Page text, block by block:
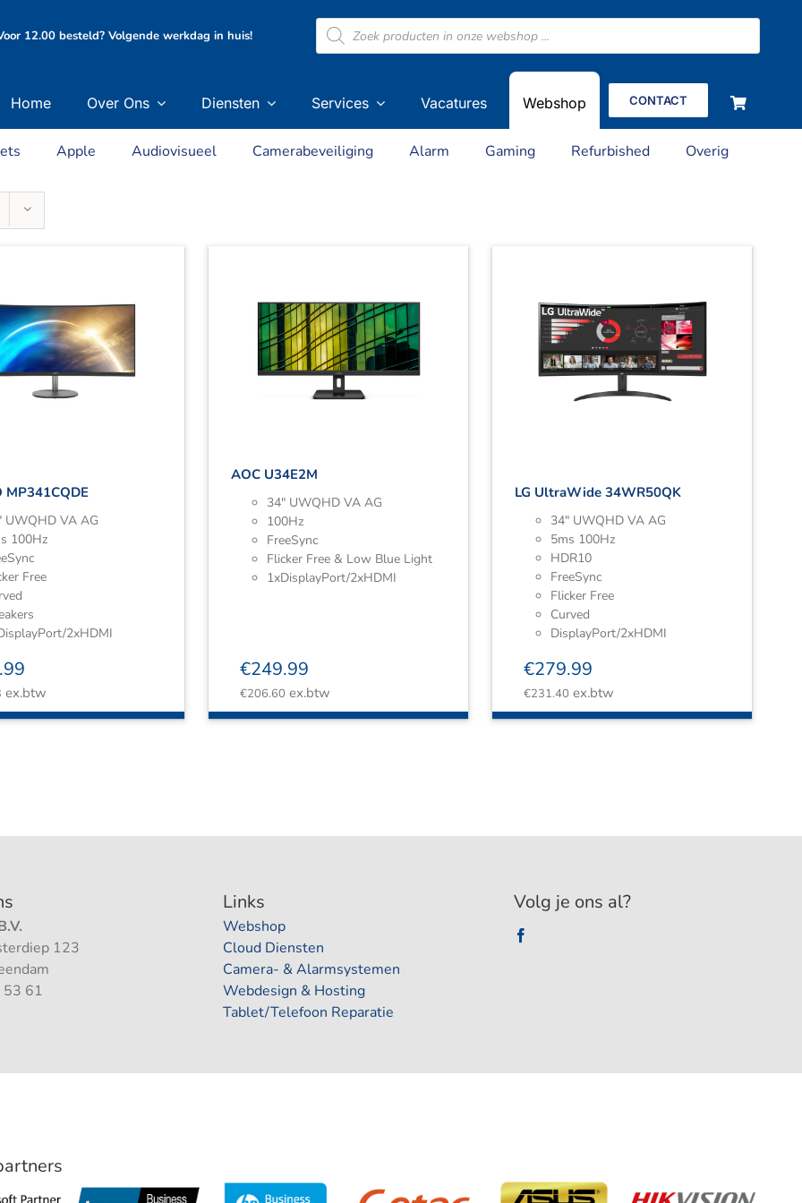
12.00 besteld? Volgende werkdag in huis!
Producten
zoeken
Home Over Ons Diensten Services Vacatures Webshop CONTACT
Apple Audiovisueel Camerabeveiliging Alarm Gaming Refurbished Overig
MP341CQDE
UWQHD VA AG
100Hz
Free
2xHDMI
ex.btw
AOC U34E2M
34″ UWQHD VA AG
100Hz
FreeSync
Flicker Free & Low Blue Light
1xDisplayPort/2xHDMI
€249.99
€206.60 ex.btw
LG UltraWide 34WR50QK
34″ UWQHD VA AG
5ms 100Hz
HDR10
FreeSync
Flicker Free
Curved
DisplayPort/2xHDMI
€279.99
€231.40 ex.btw
123
61
Links
Webshop
Cloud Diensten
Camera- & Alarmsystemen
Webdesign & Hosting
Tablet/Telefoon Reparatie
Volg je ons al?